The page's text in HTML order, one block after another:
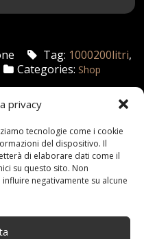
privacy
tecnologie come i cookie
del dispositivo. Il
di elaborare dati come il
su questo sito. Non
negativamente su alcune
Tag: 1000200litri,
Categories: Shop
lunotto: le cose
tra i luxury SUV